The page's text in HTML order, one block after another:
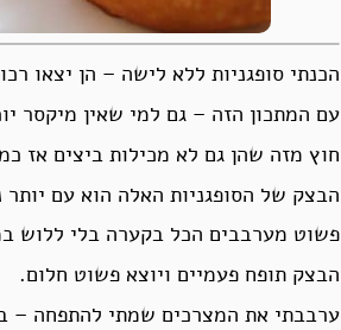
הכנתי סופגניות ללא לישה – הן יצאו
עם המתכון הזה – גם למי שאין מיקסר
חוץ מזה שהן גם לא מכילות ביצים אז
הבצק של הסופגניות האלה הוא עם יותר
פשוט מערבבים הכל בקערה בלי ללוש
הבצק תופח פעמיים ויוצא פשוט חלום.
ערבבתי את המצרכים שמתי להתפחה –